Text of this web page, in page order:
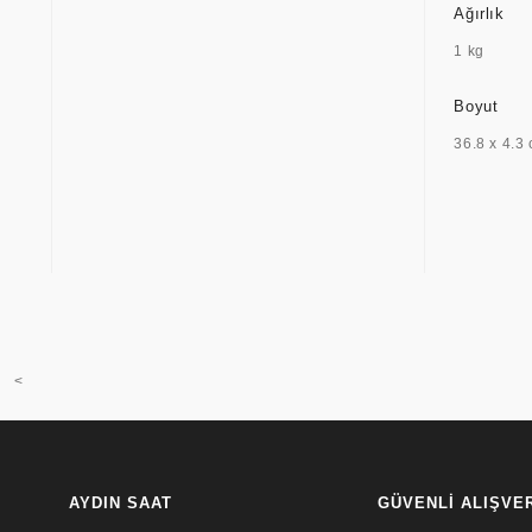
Ağırlık
1 kg
Boyut
36.8 x 4.3
<
AYDIN SAAT GÜVENLİ